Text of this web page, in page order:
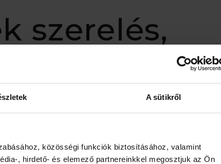
A sütikről
közösségi funkciók biztosításához, valamint
, hirdető- és elemező partnereinkkel megosztjuk az Ön
szerelés,
csaptelep
és